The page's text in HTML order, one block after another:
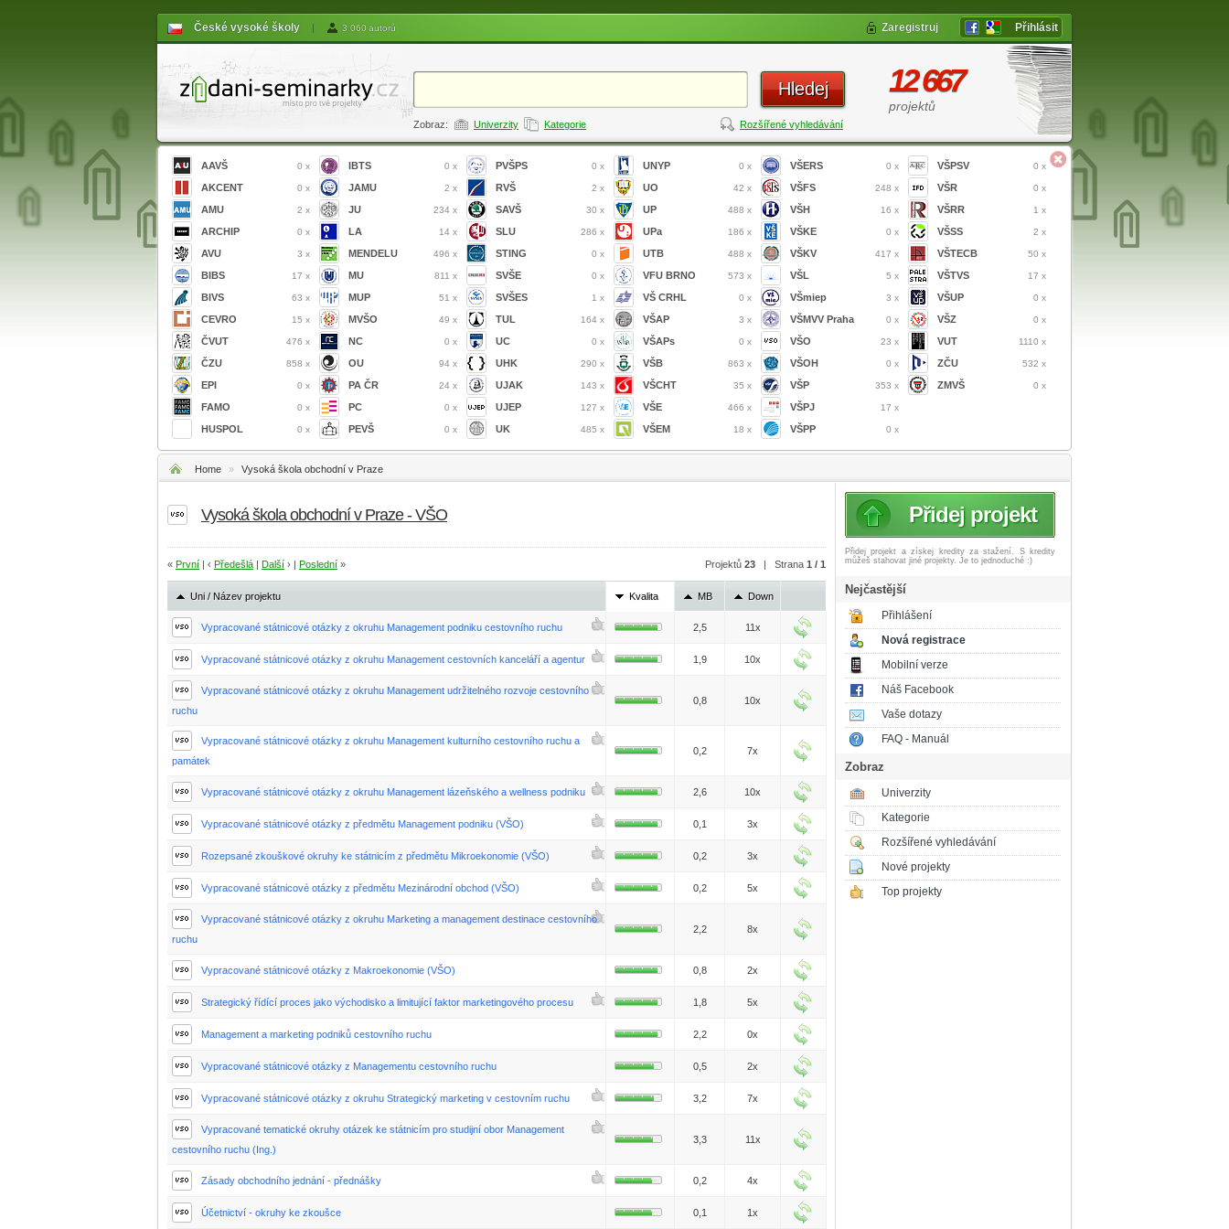
České vysoké školy | 3 060 autorů Zaregistruj Přihlásit
Hledej
Zobraz: Univerzity Kategorie Rozšířené vyhledávání
12 667
projektů
AAVŠ 0 x
AKCENT 0 x
AMU 2 x
ARCHIP 0 x
AVU 3 x
BIBS 17 x
BIVS 63 x
CEVRO 15 x
ČVUT 476 x
ČZU 858 x
EPI 0 x
FAMO 0 x
HUSPOL 0 x
IBTS 0 x
JAMU 2 x
JU 234 x
LA 14 x
MENDELU 496 x
MU 811 x
MUP 51 x
MVŠO 49 x
NC 0 x
OU 94 x
PA ČR 24 x
PC 0 x
PEVŠ 0 x
PVŠPS 0 x
RVŠ 2 x
SAVŠ 30 x
SLU 286 x
STING 0 x
SVŠE 0 x
SVŠES 1 x
TUL 164 x
UC 0 x
UHK 290 x
UJAK 143 x
UJEP 127 x
UK 485 x
UNYP 0 x
UO 42 x
UP 488 x
UPa 186 x
UTB 488 x
VFU BRNO 573 x
VŠ CRHL 0 x
VŠAP 3 x
VŠAPs 0 x
VŠB 863 x
VŠCHT 35 x
VŠE 466 x
VŠEM 18 x
VŠERS 0 x
VŠFS 248 x
VŠH 16 x
VŠKE 0 x
VŠKV 417 x
VŠL 5 x
VŠmiep 3 x
VŠMVV Praha 0 x
VŠO 23 x
VŠOH 0 x
VŠP 353 x
VŠPJ 17 x
VŠPP 0 x
VŠPSV 0 x
VŠR 0 x
VŠRR 1 x
VŠSS 2 x
VŠTECB 50 x
VŠTVS 17 x
VŠUP 0 x
VŠZ 0 x
VUT 1110 x
ZČU 532 x
ZMVŠ 0 x
Home » Vysoká škola obchodní v Praze
Vysoká škola obchodní v Praze - VŠO
« První | ‹ Předešlá | Další › | Poslední » Projektů 23 | Strana 1 / 1
Uni / Název projektu Kvalita MB Down
Vypracované státnicové otázky z okruhu Management podniku cestovního ruchu 2,5 11x
Vypracované státnicové otázky z okruhu Management cestovních kanceláří a agentur 1,9 10x
Vypracované státnicové otázky z okruhu Management udržitelného rozvoje cestovního
ruchu
0,8 10x
Vypracované státnicové otázky z okruhu Management kulturního cestovního ruchu a
památek
0,2 7x
Vypracované státnicové otázky z okruhu Management lázeňského a wellness podniku 2,6 10x
Vypracované státnicové otázky z předmětu Management podniku (VŠO) 0,1 3x
Rozepsané zkouškové okruhy ke státnicím z předmětu Mikroekonomie (VŠO) 0,2 3x
Vypracované státnicové otázky z předmětu Mezinárodní obchod (VŠO) 0,2 5x
Vypracované státnicové otázky z okruhu Marketing a management destinace cestovního
ruchu
2,2 8x
Vypracované státnicové otázky z Makroekonomie (VŠO) 0,8 2x
Strategický řídící proces jako východisko a limitující faktor marketingového procesu 1,8 5x
Management a marketing podniků cestovního ruchu 2,2 0x
Vypracované státnicové otázky z Managementu cestovního ruchu 0,5 2x
Vypracované státnicové otázky z okruhu Strategický marketing v cestovním ruchu 3,2 7x
Vypracované tematické okruhy otázek ke státnicím pro studijní obor Management
cestovního ruchu (Ing.)
3,3 11x
Zásady obchodního jednání - přednášky 0,2 4x
Účetnictví - okruhy ke zkoušce 0,1 1x
Přidej projekt
Přidej projekt a získej
kredity za stažení. S kredity
můžeš stahovat jiné projekty. Je to jednoduché :)
Nejčastější
Přihlášení
Nová registrace
Mobilní verze
Náš Facebook
Vaše dotazy
FAQ - Manuál
Zobraz
Univerzity
Kategorie
Rozšířené vyhledávání
Nové projekty
Top projekty